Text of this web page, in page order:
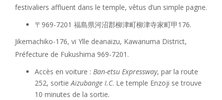
festivaliers affluent dans le temple, vêtus d’un simple pagne.
〒969-7201 福島県河沼郡柳津町柳津寺家町甲176.
Jikemachiko-176, vi Ylle deanaizu, Kawanuma District,
Préfecture de Fukushima 969-7201.
Accès en voiture : Ban-etsu Expressway, par la route
252, sortie Aizubange I.C. Le temple Enzoji se trouve
10 minutes de la sortie.